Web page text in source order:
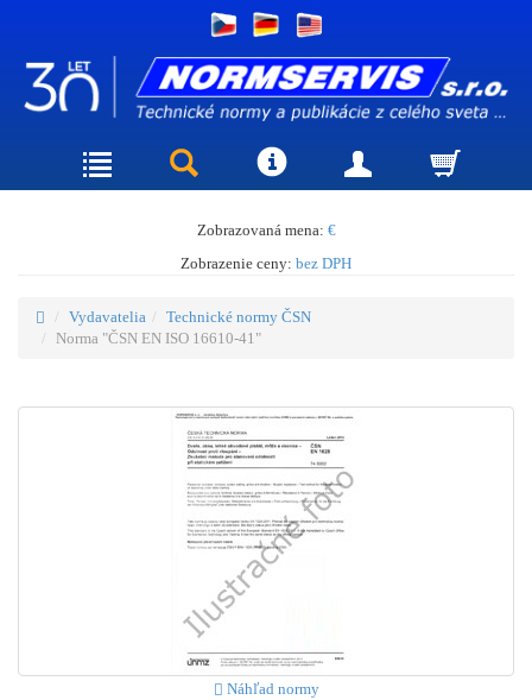
Zobrazovaná mena: €
Zobrazenie ceny: bez DPH
Vydavatelia
Technické normy ČSN
Norma "ČSN EN ISO 16610-41"
Náhľad normy